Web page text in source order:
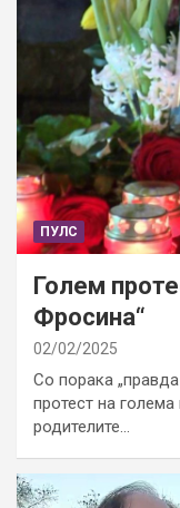
ПУЛС
Голем
Фросина“
02/02/2025
Со порака
протест на
родителите…